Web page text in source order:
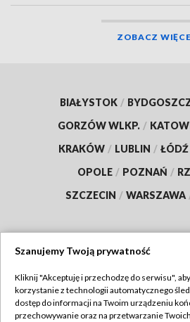
ZOBACZ
BIAŁYSTOK /
GORZÓW WLKP. /
KRAKÓW / LUBLIN / ŁÓDŹ
OPOLE / POZNAŃ /
SZCZECIN / WARSZAWA
TVP
Abonament TVP
Szanujemy Twoją prywatność
Kliknij "Akceptuję i przechodzę do serwisu",
korzystanie z technologii automatycznego
dostęp do informacji na Twoim urządzeniu
przechowywanie oraz na przetwarzanie